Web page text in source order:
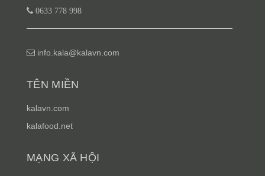
0633 778 998
info.kala@kalavn.com
TÊN MIỀN
kalavn.com
kalafood.net
MẠNG XÃ HỘI